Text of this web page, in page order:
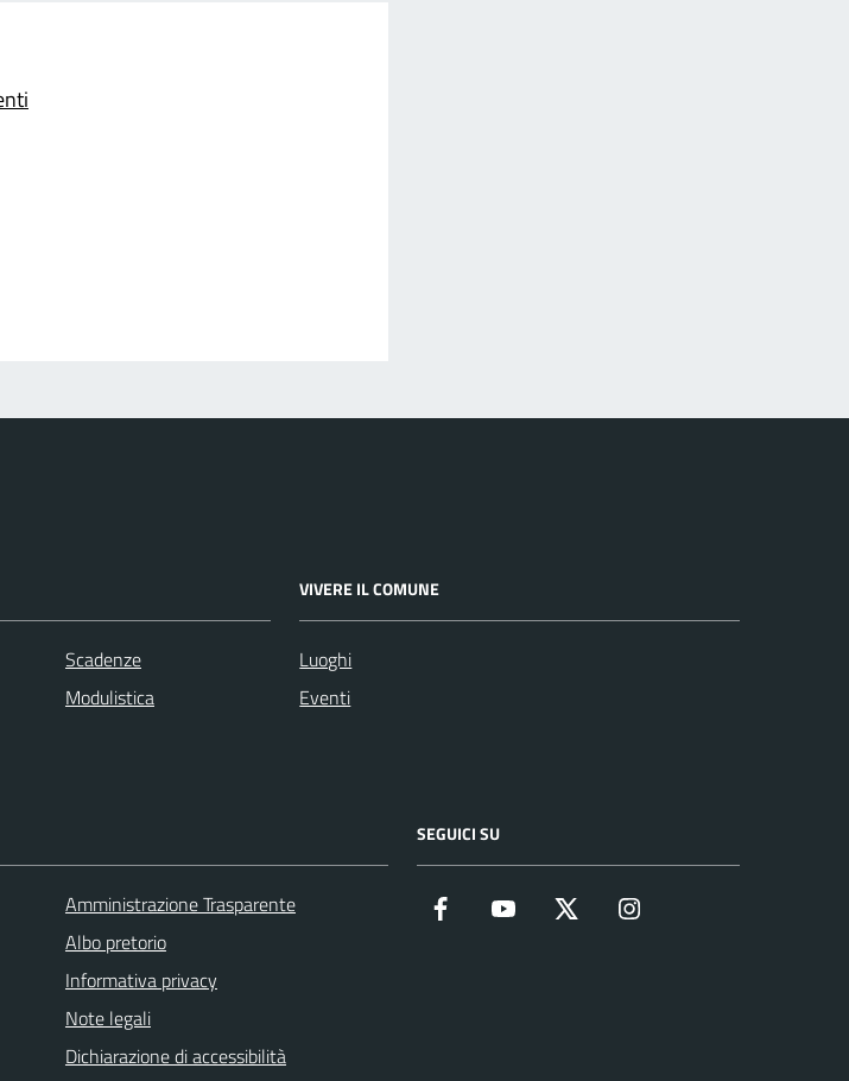
Scadenze
Modulistica
VIVERE IL COMUNE
Luoghi
Eventi
Amministrazione Trasparente
Albo pretorio
Informativa privacy
Note legali
Dichiarazione di accessibilità
SEGUICI SU
Facebook YouTube Twitter